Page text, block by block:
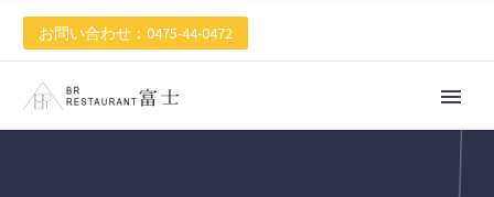
お問い合わせ：0475-44-0472